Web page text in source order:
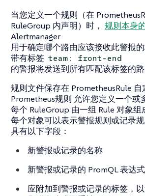
当您定义一个规则（在
RuleGroup 内声明）时， 规则本身
Alertmanager
用于确定哪个路由应该接收此警报
带有标签 team: front-end
的警报将发送到所有匹配该标签的路
规则文件保存在 PrometheusRule 自
Prometheus规则 允许您定义一个或
每个 RuleGroup 由一组 Rule 对象组
每个对象可以表示警报规则或记录规
具有以下字段：
新警报或记录的名称
新警报或记录的 PromQL 表达式
应附加到警报或记录的标签，